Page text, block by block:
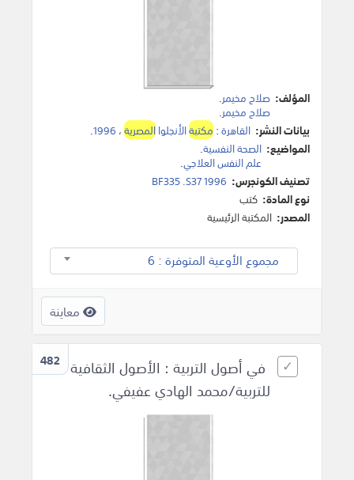
المؤلف: صلاح مخيمر.
صلاح مخيمر.
بيانات النشر: القاهرة:مكتبةالأنجلواالمصرية، 1996
.
المواضيع: الصحة النفسية.
علم النفس العلاجي.
تصنيف الكونجرس: BF335 .S37 1996
نوع المادة: كتب
المصدر: المكتبة الرئيسية
مجموع الأوعية المتوفرة : 6
معاينة
482 في أصول التربية : الأصول الثقافية
للتربية/محمد الهادي عفيفي.